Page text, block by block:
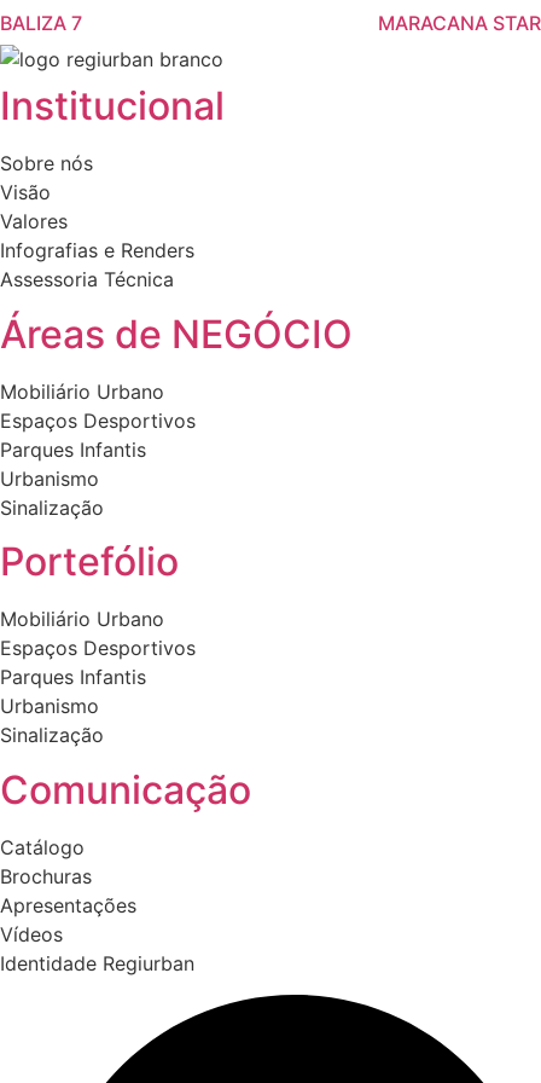
BALIZA 7
has
multiple
variants.
The
may
be
chosen
on
the
product
page
MARACANA STAR
has
Institucional
Sobre nós
Visão
Valores
Infografias e Renders
Assessoria Técnica
Áreas de NEGÓCIO
Mobiliário Urbano
Espaços Desportivos
Parques Infantis
Urbanismo
Sinalização
Portefólio
Mobiliário Urbano
Espaços Desportivos
Parques Infantis
Urbanismo
Sinalização
Comunicação
Catálogo
Brochuras
Apresentações
Vídeos
Identidade Regiurban